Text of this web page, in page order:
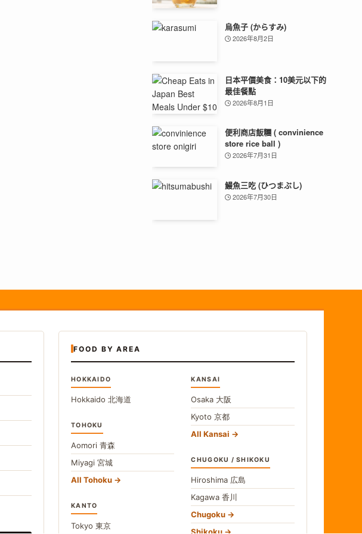
烏魚子 (からすみ)
2026年8月2日
日本平價美食：10美元以下的
最佳餐點
2026年8月1日
便利商店飯糰 ( convinience
store rice ball )
2026年7月31日
鰻魚三吃 (ひつまぶし)
2026年7月30日
FOOD BY AREA
HOKKAIDO
Hokkaido 北海道
TOHOKU
Aomori 青森
Miyagi 宮城
All Tohoku
KANTO
Tokyo 東京
KANSAI
Osaka 大阪
Kyoto京都
All Kansai
CHUGOKU / SHIKOKU
Hiroshima 広島
Kagawa香川
Chugoku
Shikoku